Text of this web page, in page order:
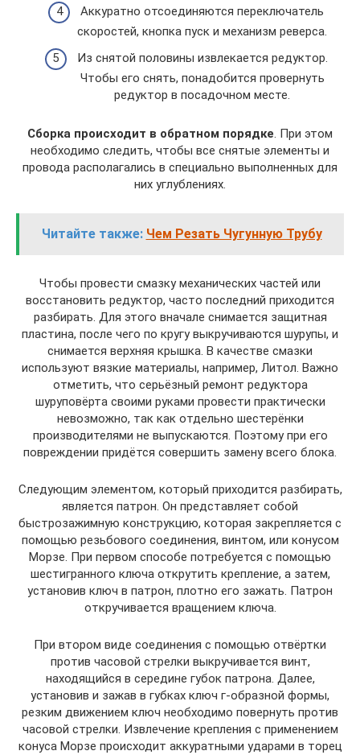
Аккуратно отсоединяются переключатель
скоростей, кнопка пуск и механизм реверса.
Из снятой половины извлекается редуктор.
Чтобы его снять, понадобится провернуть
редуктор в посадочном месте.
Сборка происходит в обратном порядке. При этом
необходимо следить, чтобы все снятые элементы и
провода располагались в специально выполненных для
них углублениях.
Читайте также: Чем Резать Чугунную Трубу
Чтобы провести смазку механических частей или
восстановить редуктор, часто последний приходится
разбирать. Для этого вначале снимается защитная
пластина, после чего по кругу выкручиваются шурупы, и
снимается верхняя крышка. В качестве смазки
используют вязкие материалы, например, Литол. Важно
отметить, что серьёзный ремонт редуктора
шуруповёрта своими руками провести практически
невозможно, так как отдельно шестерёнки
производителями не выпускаются. Поэтому при его
повреждении придётся совершить замену всего блока.
Следующим элементом, который приходится разбирать,
является патрон. Он представляет собой
быстрозажимную конструкцию, которая закрепляется c
помощью резьбового соединения, винтом, или конусом
Морзе. При первом способе потребуется с помощью
шестигранного ключа открутить крепление, а затем,
установив ключ в патрон, плотно его зажать. Патрон
откручивается вращением ключа.
При втором виде соединения с помощью отвёртки
против часовой стрелки выкручивается винт,
находящийся в середине губок патрона. Далее,
установив и зажав в губках ключ г-образной формы,
резким движением ключ необходимо повернуть против
часовой стрелки. Извлечение крепления с применением
конуса Морзе происходит аккуратными ударами в торец